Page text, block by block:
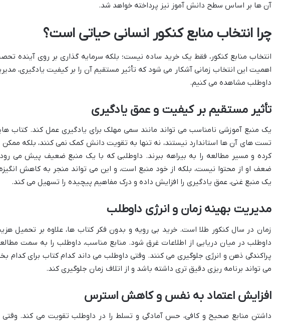
آن ها بر اساس سطح دانش آموز نیز پرداخته خواهد شد.
چرا انتخاب منابع کنکور انسانی حیاتی است؟
انتخاب منابع کنکور، فقط یک خرید ساده نیست؛ بلکه سرمایه گذاری بر روی آینده
اهمیت این انتخاب زمانی آشکار می شود که تأثیر مستقیم آن را بر کیفیت یادگیری،
داوطلب مشاهده می کنیم.
تأثیر مستقیم بر کیفیت و عمق یادگیری
یک منبع آموزشی نامناسب می تواند مانند سمی مهلک برای یادگیری عمل کند. کتاب
تست های آن ها استاندارد نیستند، نه تنها به تقویت دانش کمک نمی کنند، بلکه
کرده و مسیر مطالعه را به بیراهه ببرند. داوطلبی که با یک منبع ضعیف پیش می
ضعف او از محتوا نیست، بلکه از خود منبع است، و این می تواند منجر به کاهش
یک منبع غنی، عمق یادگیری را افزایش داده و درک مفاهیم پیچیده را تسهیل می کند.
مدیریت بهینه زمان و انرژی داوطلب
زمان در سال کنکور طلا است. خرید بی رویه و بدون فکر کتاب ها، علاوه بر تحمیل
داوطلب در میان دریایی از اطلاعات غرق شود. منابع مناسب، داوطلب را به سمت
پراکندگی ذهن و انرژی جلوگیری می کنند. وقتی داوطلب می داند کدام کتاب برای
می تواند برنامه ریزی دقیق تری داشته باشد و از اتلاف زمان جلوگیری کند.
افزایش اعتماد به نفس و کاهش استرس
داشتن منابع صحیح و کافی، حس آمادگی و تسلط را در داوطلب تقویت می کند. وقتی